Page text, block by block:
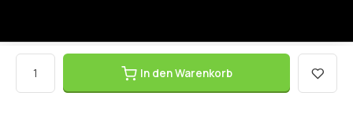
In den Warenkorb
AGB Datenschutzerklärung Widerrufsbelehrung Sitemap
© Zahnbürsten-kaufen.de- Theme made by